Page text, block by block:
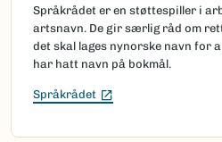
Språkrådet er en støttespiller i
artsnavn. De gir særlig råd om
det skal lages nynorske navn for
har hatt navn på bokmål.
Språkrådet (Ekstern lenke)